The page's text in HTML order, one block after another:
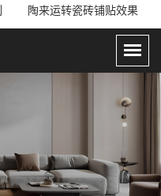
陶来运转瓷砖铺贴效果